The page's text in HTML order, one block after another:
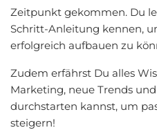
Zeitpunkt gekommen. Du
Schritt-Anleitung kennen,
erfolgreich aufbauen zu
Zudem erfährst Du alles
Marketing, neue Trends
durchstarten kannst, um
steigern!